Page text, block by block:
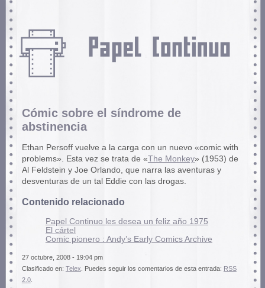
Cómic sobre el sí­ndrome de
abstinencia
Ethan Persoff vuelve a la carga con un nuevo «comic with
problems». Esta vez se trata de «The Monkey» (1953) de
Al Feldstein y Joe Orlando, que narra las aventuras y
desventuras de un tal Eddie con las drogas.
Contenido relacionado
Papel Continuo les desea un feliz año 1975
El cártel
Comic pionero : Andy’s Early Comics Archive
27 octubre, 2008 - 19:04 pm
Clasificado en: Telex . Puedes seguir los comentarios de esta entrada: RSS
2.0.